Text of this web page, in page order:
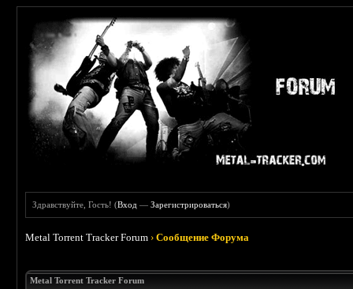
Здравствуйте, Гость! (Вход —Зарегистрироваться)
Metal Torrent Tracker Forum ›Сообщение Форума
Metal Torrent Tracker Forum